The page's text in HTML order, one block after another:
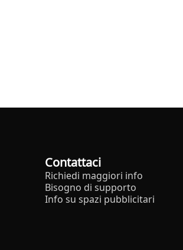
Contattaci
Richiedi maggiori info
Bisogno di supporto
Info su spazi pubblicitari